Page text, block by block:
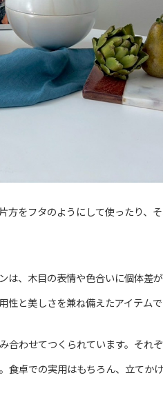
方をフタのようにして使ったり、
は、木目の表情や色合いに個体差
と美しさを兼ね備えたアイテムで
合わせてつくられています。それ
卓での実用はもちろん、立てか